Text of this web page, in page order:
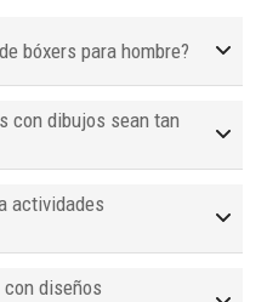
bóxers para hombre?
con dibujos sean tan
actividades
con diseños